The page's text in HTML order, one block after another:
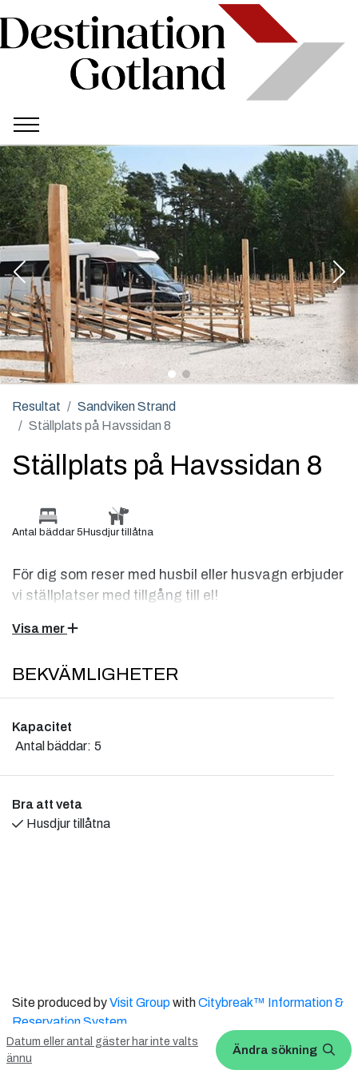
Resultat
Sandviken Strand
Ställplats på Havssidan 8
Ställplats på Havssidan 8
Antal bäddar 5 Husdjur tillåtna
För dig som reser med husbil eller husvagn erbjuder
vi ställplatser med tillgång till el!
Här kan du njuta av semesterbyns fridfulla atmosfär,
Du står 150 meter från havet med utsikt mellan träden och
– Elanslutning vid varje ställplats
– Tvättrum utrustade med tvättmaskin och torktumlare
– Faciliteter för gråvattentömning, färskvattentappar och
Visa mer
BEKVÄMLIGHETER
Kapacitet
Antal bäddar: 5
Bra att veta
Husdjur tillåtna
Datum eller antal gäster har inte valts
ännu
Ändra sökning
Site produced byVisit GroupwithCitybreak™ Information &
Reservation System.
WEBX CMS